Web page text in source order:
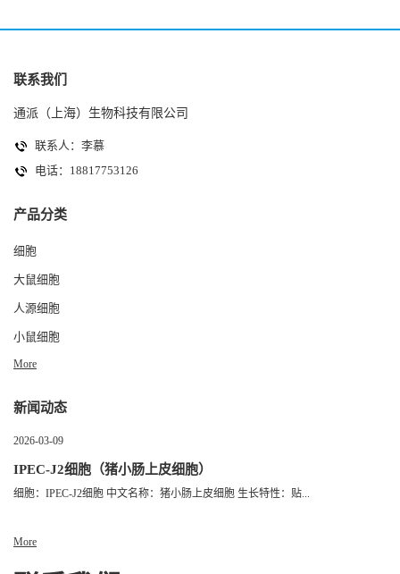
联系我们
通派（上海）生物科技有限公司
联系人：李慕
电话：18817753126
产品分类
细胞
大鼠细胞
人源细胞
小鼠细胞
More
新闻动态
2026-03-09
IPEC-J2细胞（猪小肠上皮细胞）
细胞：IPEC-J2细胞 中文名称：猪小肠上皮细胞 生长特性：贴...
More